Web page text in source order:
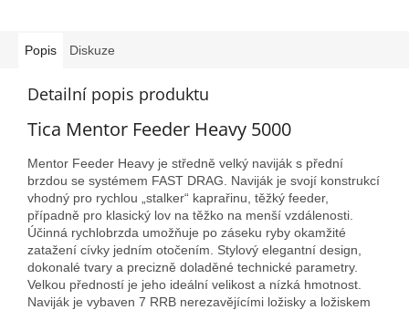
Popis Diskuze
Detailní popis produktu
Tica Mentor Feeder Heavy 5000
Mentor Feeder Heavy je středně velký naviják s přední
brzdou se systémem FAST DRAG.
Naviják je svojí konstrukcí
vhodný pro rychlou „stalker“ kaprařinu, těžký feeder,
případně pro klasický lov na těžko na menší vzdálenosti.
Účinná rychlobrzda umožňuje po záseku ryby okamžité
zatažení cívky jedním otočením.
Stylový elegantní design,
dokonalé tvary a precizně doladěné technické parametry.
Velkou předností je jeho ideální velikost a nízká hmotnost.
Naviják je vybaven 7 RRB nerezavějícími ložisky a ložiskem